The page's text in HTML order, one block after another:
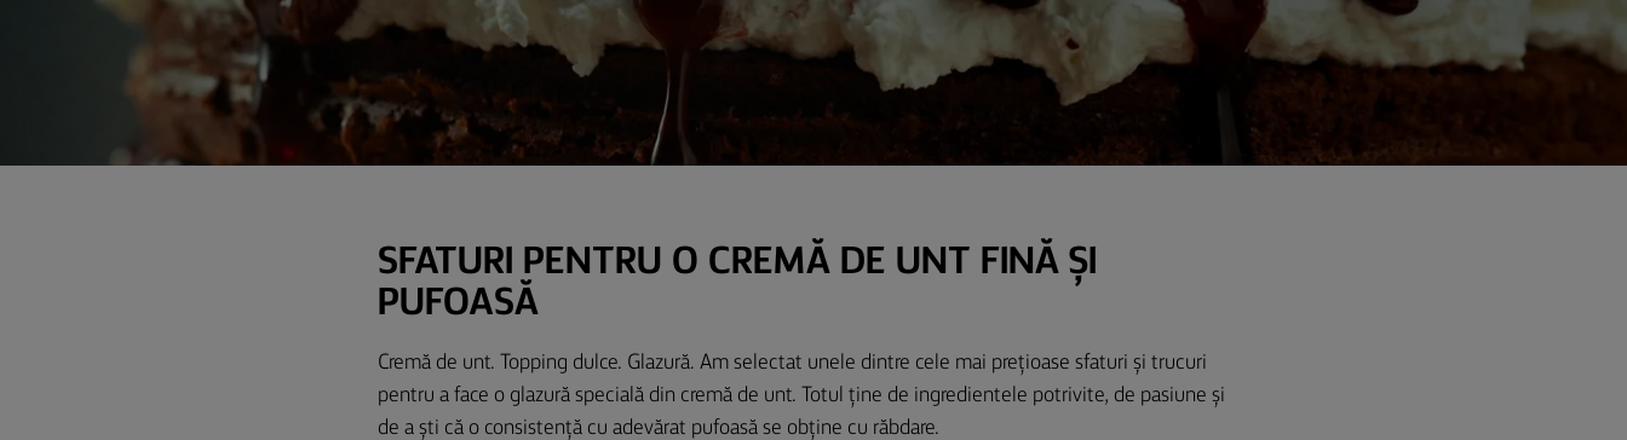
SFATURI PENTRU O CREMĂ DE UNT FINĂ ȘI
PUFOASĂ
Cremă de unt. Topping dulce. Glazură. Am selectat unele dintre cele mai prețioase sfaturi și trucuri
pentru a face o glazură specială din cremă de unt. Totul ține de ingredientele potrivite, de pasiune și
de a ști că o consistență cu adevărat pufoasă se obține cu răbdare.